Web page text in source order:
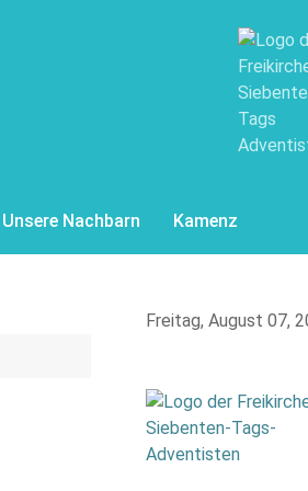
Unsere Nachbarn Kamenz
Freitag, August 07,